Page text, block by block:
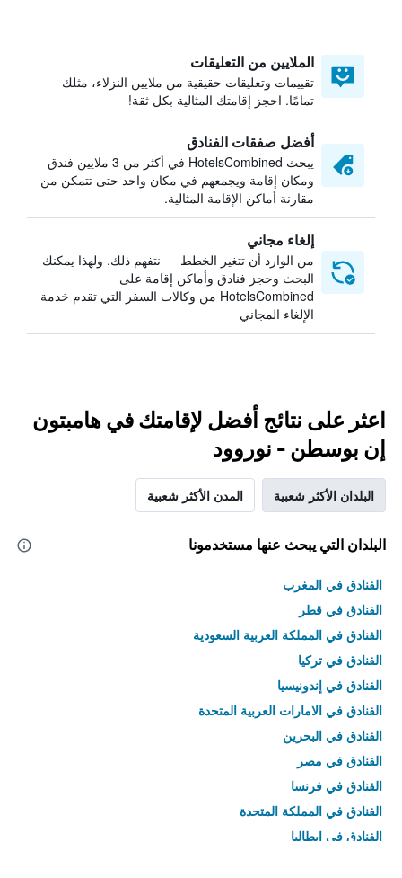
الملايين من التعليقات
تقييمات وتعليقات حقيقية من ملايين النزلاء، مثلك
تمامًا. احجز إقامتك المثالية بكل ثقة!
أفضل صفقات الفنادق
يبحث HotelsCombined في أكثر من 3 ملايين فندق
ومكان إقامة ويجمعهم في مكان واحد حتى تتمكن من
مقارنة أماكن الإقامة المثالية.
إلغاء مجاني
من الوارد أن تتغير الخطط — نتفهم ذلك. ولهذا يمكنك
البحث وحجز فنادق وأماكن إقامة على
HotelsCombined من وكالات السفر التي تقدم خدمة
الإلغاء المجاني
اعثر على نتائج أفضل لإقامتك في هامبتون
إن بوسطن - نوروود
البلدان الأكثر شعبية المدن الأكثر شعبية
البلدان التي يبحث عنها مستخدمونا
الفنادق في المغرب
الفنادق في قطر
الفنادق في المملكة العربية السعودية
الفنادق في تركيا
الفنادق في إندونيسيا
الفنادق في الامارات العربية المتحدة
الفنادق في البحرين
الفنادق في مصر
الفنادق في فرنسا
الفنادق في المملكة المتحدة
الفنادق في إيطاليا